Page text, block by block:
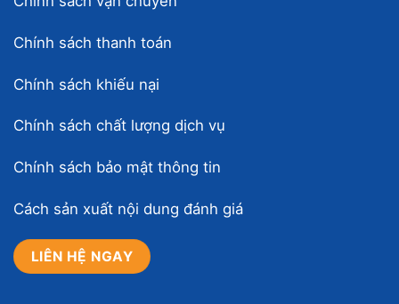
Chính sách thanh toán
Chính sách khiếu nại
Chính sách chất lượng dịch vụ
Chính sách bảo mật thông tin
Cách sản xuất nội dung đánh giá
LIÊN HỆ NGAY